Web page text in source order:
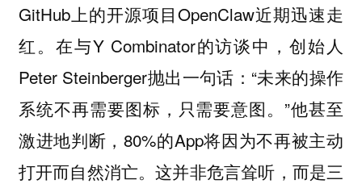
GitHub上的开源项目OpenClaw近期迅速走
红。在与Y Combinator的访谈中，创始人
Peter Steinberger抛出一句话：“未来的操作
系统不再需要图标，只需要意图。”他甚至
激进地判断，80%的App将因为不再被主动
打开而自然消亡。这并非危言耸听，而是三